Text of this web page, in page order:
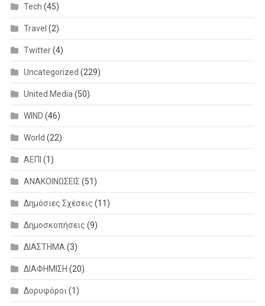
Tech (45)
Travel (2)
Twitter(4)
Uncategorized (229)
United Media (50)
WIND (46)
World (22)
ΑΕΠΙ (1)
ΑΝΑΚΟΙΝΩΣΕΙΣ (51)
Δημόσιες Σχέσεις (11)
Δημοσκοπήσεις (9)
ΔΙΑΣΤΗΜΑ (3)
ΔΙΑΦΗΜΙΣΗ (20)
Δορυφόροι (1)